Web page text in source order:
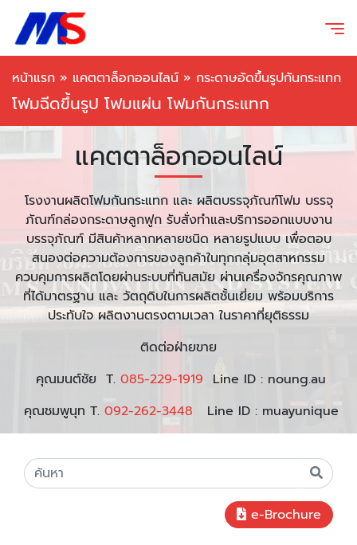
หน้าแรก » แคตตาล็อกออนไลน์ » กระดาษอัดขึ้นรูปกันกระแทก
โฟมฉีดขึ้นรูป โฟมแผ่น โฟมกันกระแทก
แคตตาล็อกออนไลน์
โรงงานผลิตโฟมกันกระแทก และ ผลิตบรรจุภัณฑ์โฟม บรรจุ
ภัณฑ์กล่องกระดาษลูกฟูก รับสั่งทำและบริการออกแบบงาน
บรรจุภัณฑ์ มีสินค้าหลากหลายชนิด หลายรูปแบบ เพื่อตอบ
สนองต่อความต้องการของลูกค้าในทุกกลุ่มอุตสาหกรรม
ควบคุมการผลิตโดยผ่านระบบที่ทันสมัย ผ่านเครื่องจักรคุณภาพ
ที่ได้มาตรฐาน และ วัตถุดิบในการผลิตชั้นเยี่ยม พร้อมบริการ
ประทับใจ ผลิตงานตรงตามเวลา ในราคาที่ยุติธรรม
ติดต่อฝ่ายขาย
คุณมนต์ชัย T. 085-229-1919 Line ID : noung.au
คุณชมพูนุท T. 092-262-3448 Line ID : muayunique
e-Brochure